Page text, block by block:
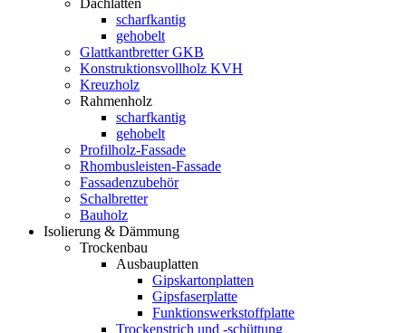
scharfkantig
gehobelt
Glattkantbretter GKB
Konstruktionsvollholz KVH
Kreuzholz
Rahmenholz
scharfkantig
gehobelt
Profilholz-Fassade
Rhombusleisten-Fassade
Fassadenzubehör
Schalbretter
Bauholz
Isolierung & Dämmung
Trockenbau
Ausbauplatten
Gipskartonplatten
Gipsfaserplatte
Funktionswerkstoffplatte
Trockenstrich und -schüttung